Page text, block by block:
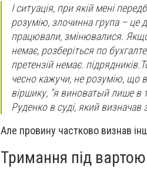
І ситуація, при якій мені
розумію, злочинна група – це
працювали, змінювалися.
немає, розберіться по
претензій немає.
чесно кажучи, не розумію, що
віршику, "я виноватый лише в
Руденко в суді, який визначав
Але провину частково визнав
Тримання під вартою